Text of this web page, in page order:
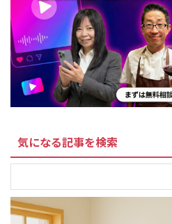
気になる記事を検索